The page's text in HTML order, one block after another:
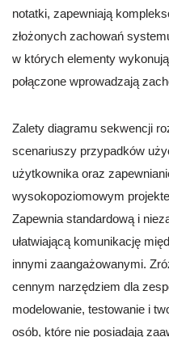
notatki, zapewniają
złożonych zachowań
w których elementy
połączone wprowadzają
Zalety diagramu sekwencji
scenariuszy przypadków
użytkownika oraz
wysokopoziomowym
Zapewnia standardową i
ułatwiającą komunikację
innymi zaangażowanymi.
cennym narzędziem dla
modelowanie, testowanie i
osób, które nie posiadają